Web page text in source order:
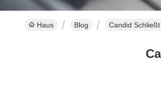
Haus Blog Candid